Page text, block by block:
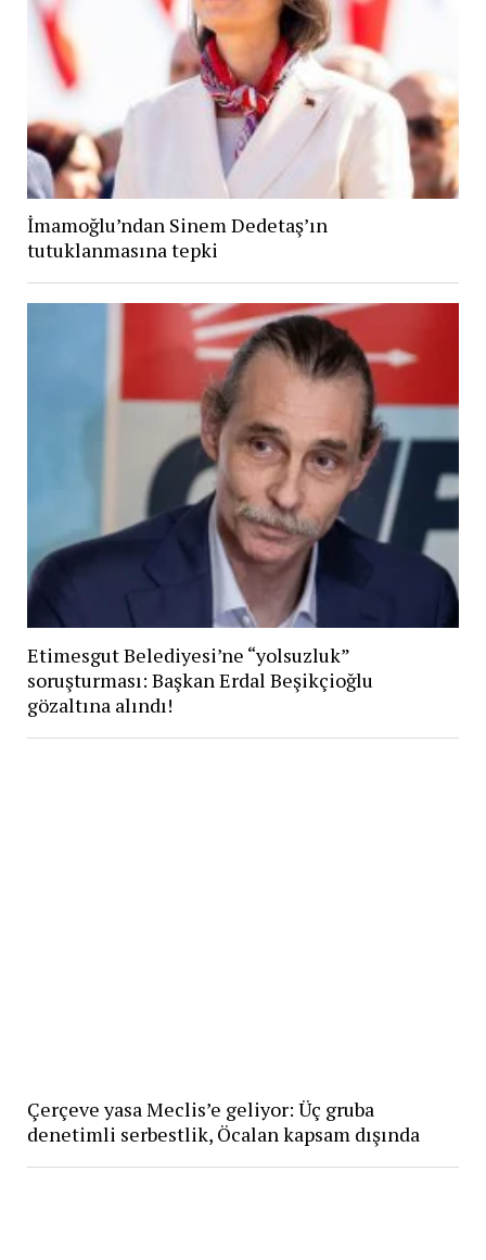
İmamoğlu’ndan Sinem Dedetaş’ın
tutuklanmasına tepki
Etimesgut Belediyesi’ne “yolsuzluk”
soruşturması: Başkan Erdal Beşikçioğlu
gözaltına alındı!
Çerçeve yasa Meclis’e geliyor: Üç gruba
denetimli serbestlik, Öcalan kapsam dışında